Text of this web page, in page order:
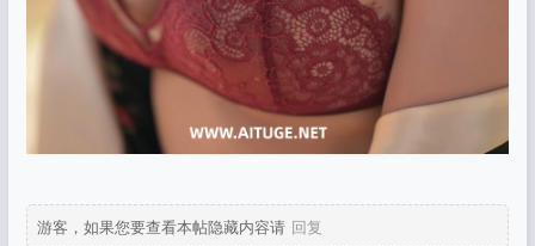
游客，如果您要查看本帖隐藏内容请 回复